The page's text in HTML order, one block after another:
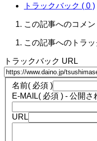
トラックバック ( 0 )
この記事へのコメン
この記事へのトラ
トラックバック URL
名前( 必須 )
E-MAIL( 必須 ) - 公開さ
URL